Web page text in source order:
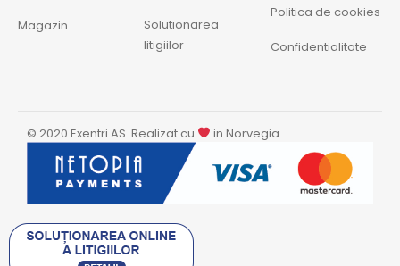
Magazin
Solutionarea
litigiilor
Politica de cookies
Confidentialitate
© 2020 Exentri AS. Realizat cu in Norvegia.